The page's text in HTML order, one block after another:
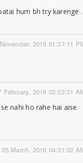
hum bh try karenge .
2015 01:37:11
February, 2016 02:53:31
nahi ho rahe hai aise
05 March, 2016 04:31:32